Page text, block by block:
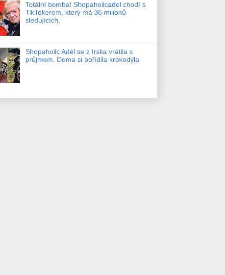
Totální bomba! Shopaholicadel chodí s
TikTokerem, který má 36 milionů
sledujících.
Shopaholic Adél se z Irska vrátila s
průjmem. Doma si pořídila krokodýla